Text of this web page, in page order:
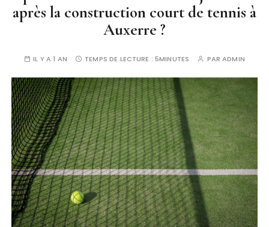
après la construction court de tennis à
Auxerre ?
IL Y A 1 AN TEMPS DE LECTURE :5MINUTES PARADMIN